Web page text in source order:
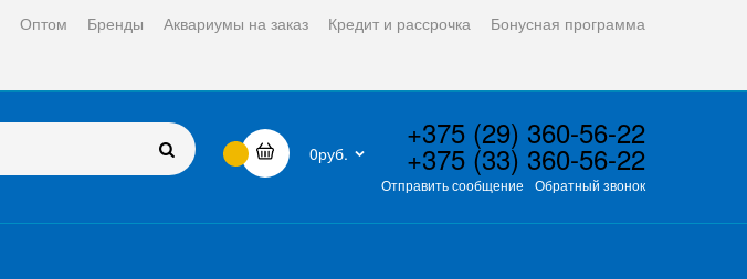
Оптом Бренды Аквариумы на заказ Кредит и рассрочка Бонусная программа
0руб.
+375 (29) 360-56-22
+375 (33) 360-56-22
Отправить сообщение Обратный звонок